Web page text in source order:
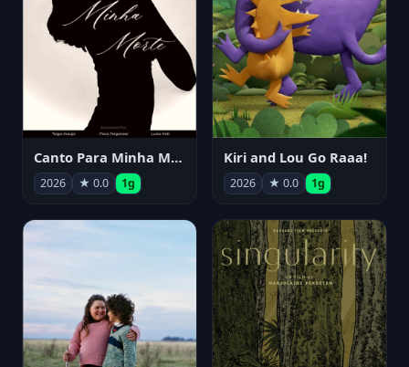
Canto Para Minha Morte
2026 ★ 0.0 1g
Kiri and Lou Go Raaa!
2026 ★ 0.0 1g